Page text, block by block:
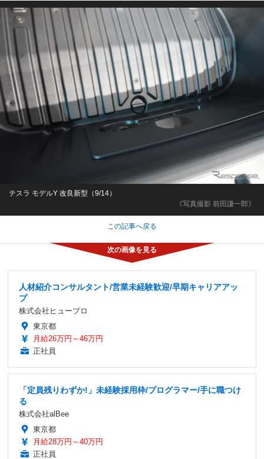
《写真撮影 前田謙一郎》
テスラ モデルY 改良新型（9/14）
この記事へ戻る
人材紹介コンサルタント/営業未経験歓迎/早期キャリアアッ
プ
株式会社ヒュープロ
東京都
月給26万円～46万円
正社員
「定員残りわずか!」未経験採用枠/プログラマー/手に職つけ
る
株式会社alBee
東京都
月給28万円～40万円
正社員